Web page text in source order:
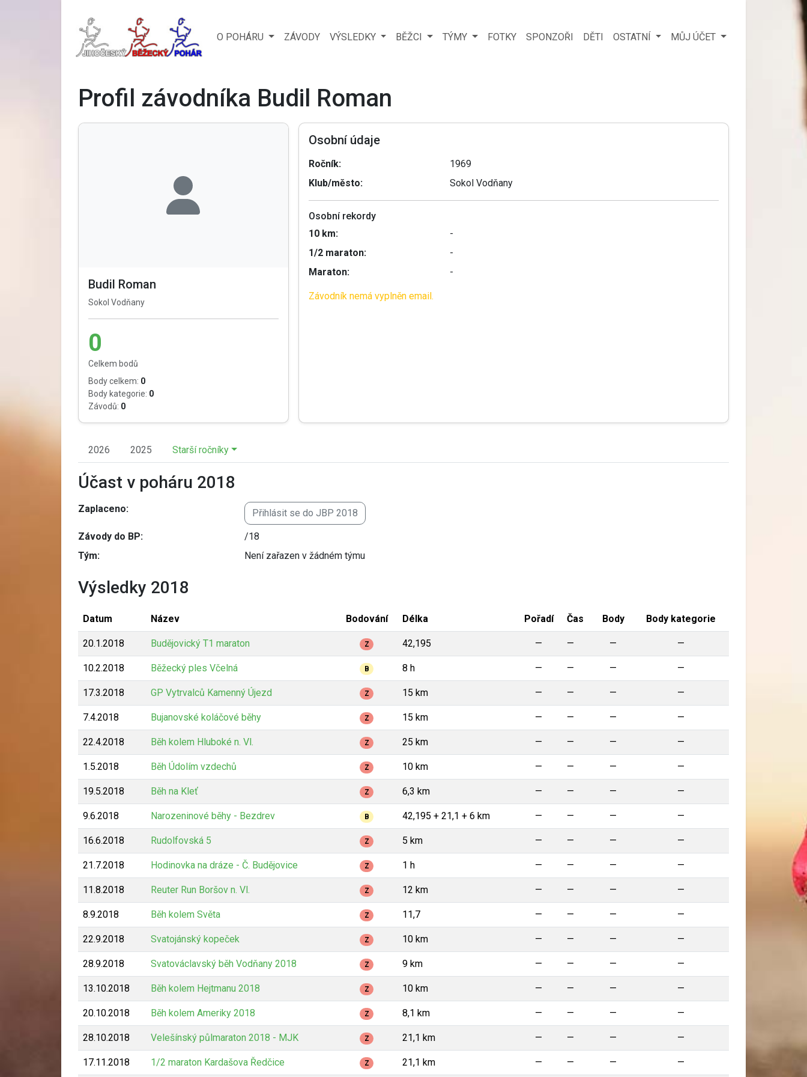
O POHÁRU ZÁVODY VÝSLEDKY BĚŽCI TÝMY FOTKY SPONZOŘI DĚTI OSTATNÍ MŮJ ÚČET
Profil závodníka Budil Roman
Budil Roman
Sokol Vodňany
0
Celkem bodů
Body celkem: 0
Body kategorie: 0
Závodů: 0
Osobní údaje
Ročník:
1969
Klub/město:
Sokol Vodňany
Osobní rekordy
10 km:
-
1/2 maraton:
-
Maraton:
-
Závodník nemá vyplněn email.
2026 2025 Starší ročníky
Účast v poháru 2018
Zaplaceno: Přihlásit se do JBP 2018
Závody do BP:
/18
Tým:
Není zařazen v žádném týmu
Výsledky 2018
Datum Název Bodování Délka Pořadí Čas Body Body kategorie
20.1.2018 Budějovický T1 maraton Z 42,195 — — — —
10.2.2018 Běžecký ples Včelná B 8 h — — — —
17.3.2018 GP Vytrvalců Kamenný Újezd Z 15 km — — — —
7.4.2018 Bujanovské koláčové běhy Z 15 km — — — —
22.4.2018 Běh kolem Hluboké n. Vl. Z 25 km — — — —
1.5.2018 Běh Údolím vzdechů Z 10 km — — — —
19.5.2018 Běh na Kleť Z 6,3 km — — — —
9.6.2018 Narozeninové běhy - Bezdrev B 42,195 + 21,1 + 6 km — — — —
16.6.2018 Rudolfovská 5 Z 5 km — — — —
21.7.2018 Hodinovka na dráze - Č. Budějovice Z 1 h — — — —
11.8.2018 Reuter Run Boršov n. Vl. Z 12 km — — — —
8.9.2018 Běh kolem Světa Z 11,7 — — — —
22.9.2018 Svatojánský kopeček Z 10 km — — — —
28.9.2018 Svatováclavský běh Vodňany 2018 Z 9 km — — — —
13.10.2018 Běh kolem Hejtmanu 2018 Z 10 km — — — —
20.10.2018 Běh kolem Ameriky 2018 Z 8,1 km — — — —
28.10.2018 Velešínský půlmaraton 2018 - MJK Z 21,1 km — — — —
17.11.2018 1/2 maraton Kardašova Ředčice Z 21,1 km — — — —